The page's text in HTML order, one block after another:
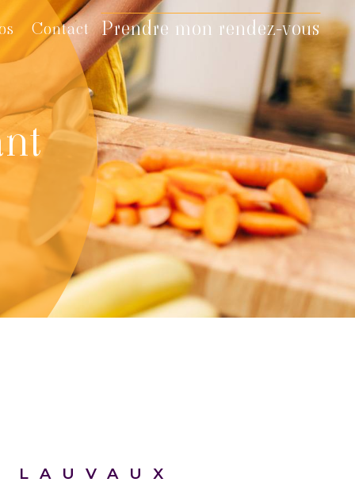
Contact Prendre mon rendez-vous
LAUVAUX